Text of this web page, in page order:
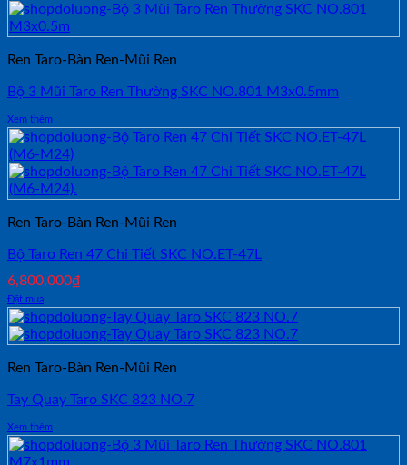
Ren Taro-Bàn Ren-Mũi Ren
Bộ 3 Mũi Taro Ren Thường SKC NO.801 M3x0.5mm
Xem thêm
Ren Taro-Bàn Ren-Mũi Ren
Bộ Taro Ren 47 Chi Tiết SKC NO.ET-47L
6,800,000₫
Đặt mua
Ren Taro-Bàn Ren-Mũi Ren
Tay Quay Taro SKC 823 NO.7
Xem thêm